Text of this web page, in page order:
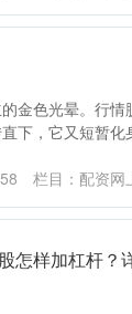
金色光晕。行
下，它又短暂化
58 栏目：配资网
怎样加杠杆？